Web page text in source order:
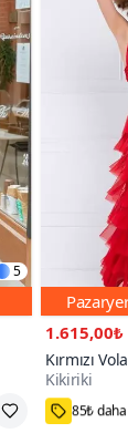
5
1.615,00₺
Kırmızı
Kikiriki
100+
85₺